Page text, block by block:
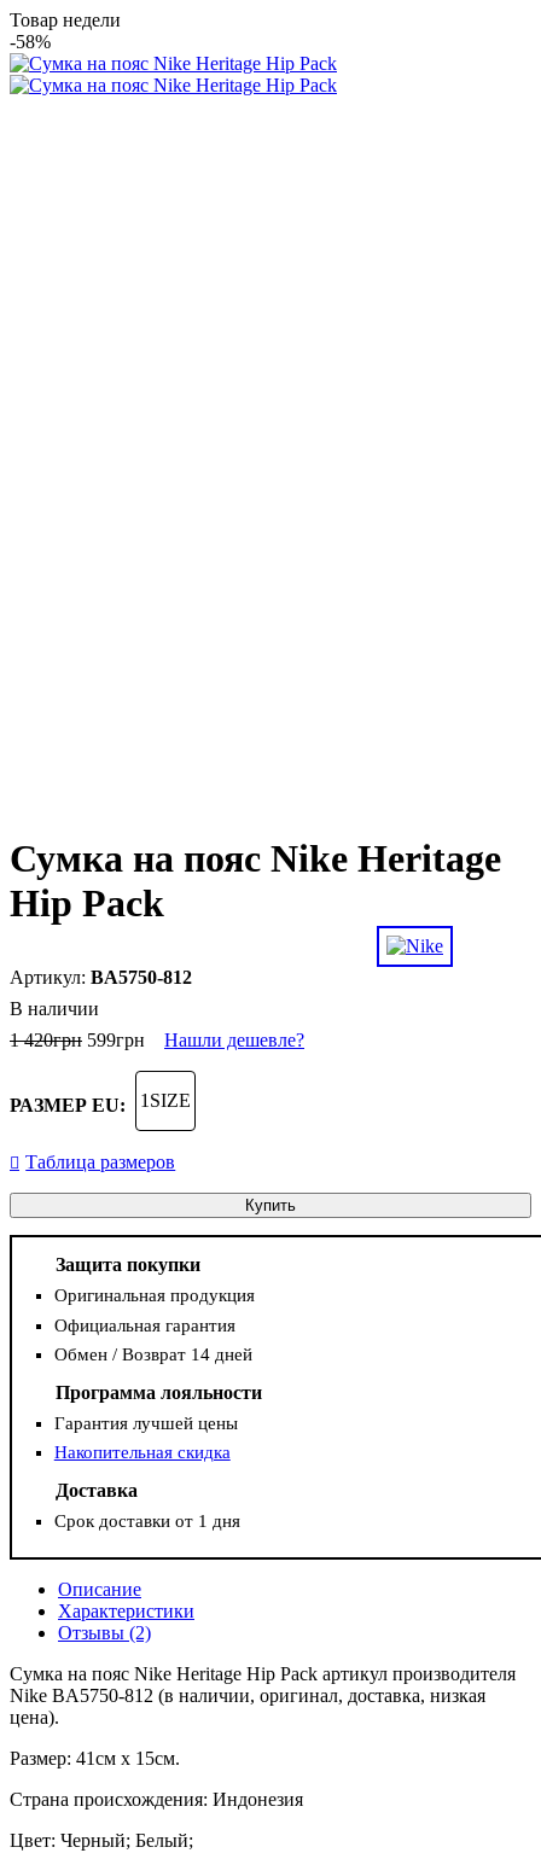
Товар недели
-58%
Сумка на пояс Nike Heritage
Hip Pack
BA5750-812
В наличии
1 420грн 599грн Нашли дешевле?
РАЗМЕР EU: 1SIZE
Таблица размеров
Купить
Защита покупки
Оригинальная продукция
Официальная гарантия
Обмен / Возврат 14 дней
Программа лояльности
Гарантия лучшей цены
Накопительная скидка
Доставка
Срок доставки от 1 дня
Описание
Характеристики
Отзывы (2)
Сумка на пояс Nike Heritage Hip Pack артикул производителя
Nike BA5750-812 (в наличии, оригинал, доставка, низкая
цена).
Размер: 41см х 15см.
Страна происхождения: Индонезия
Цвет: Черный; Белый;